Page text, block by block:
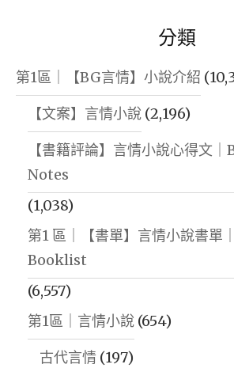
分類
第1區｜【BG言情】小說介紹
【文案】言情小說 (2,196)
【書籍評論】言情小說心得文
Notes
(1,038)
第1 區｜【書單】言情小說書單
Booklist
(6,557)
第1區｜言情小說 (654)
古代言情 (197)